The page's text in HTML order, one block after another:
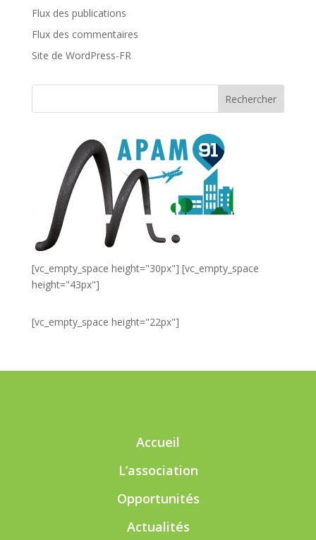
Flux des publications
Flux des commentaires
Site de WordPress-FR
[vc_empty_space height="30px"] [vc_empty_space
height="43px"]
[vc_empty_space height="22px"]
Accueil
L’association
Opportunités
Actualités